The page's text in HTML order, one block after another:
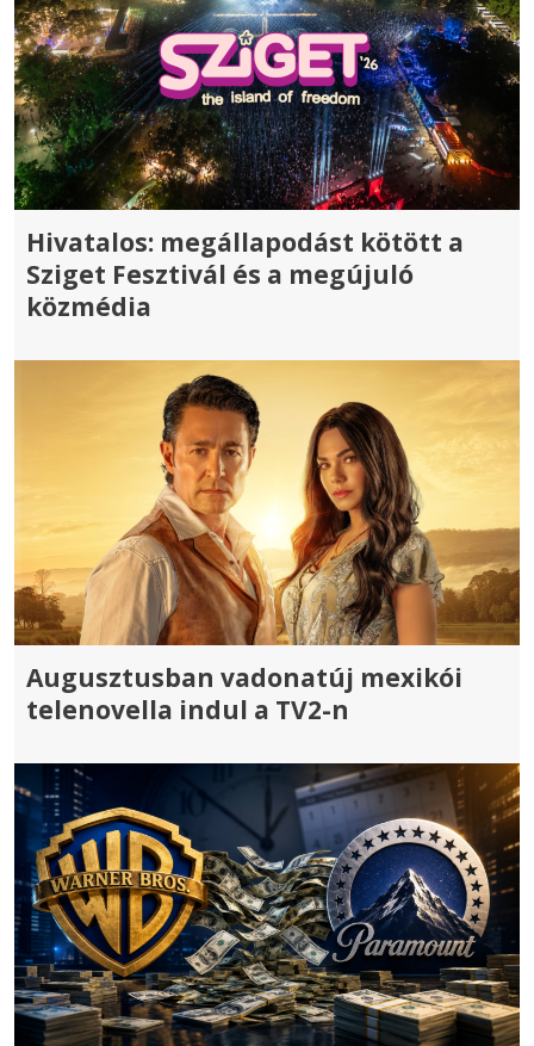
Hivatalos: megállapodást kötött a
Sziget Fesztivál és a megújuló
közmédia
Augusztusban vadonatúj mexikói
telenovella indul a TV2-n